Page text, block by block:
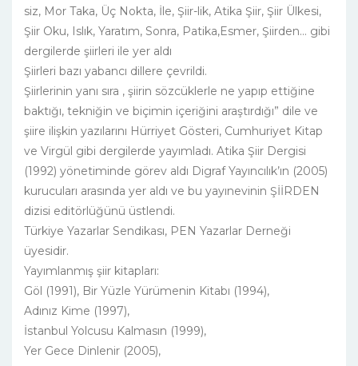
siz, Mor Taka, Üç Nokta, İle, Şiir-lik, Atika Şiir, Şiir Ülkesi,
Şiir Oku, Islık, Yaratım, Sonra, Patika,Esmer, Şiirden... gibi
dergilerde şiirleri ile yer aldı
Şiirleri bazı yabancı dillere çevrildi.
Şiirlerinin yanı sıra , şiirin sözcüklerle ne yapıp ettiğine
baktığı, tekniğin ve biçimin içeriğini araştırdığı” dile ve
şiire ilişkin yazılarını Hürriyet Gösteri, Cumhuriyet Kitap
ve Virgül gibi dergilerde yayımladı. Atika Şiir Dergisi
(1992) yönetiminde görev aldı Digraf Yayıncılık’ın (2005)
kurucuları arasında yer aldı ve bu yayınevinin ŞİİRDEN
dizisi editörlüğünü üstlendi.
Türkiye Yazarlar Sendikası, PEN Yazarlar Derneği
üyesidir.
Yayımlanmış şiir kitapları:
Göl (1991), Bir Yüzle Yürümenin Kitabı (1994),
Adınız Kime (1997),
İstanbul Yolcusu Kalmasın (1999),
Yer Gece Dinlenir (2005),